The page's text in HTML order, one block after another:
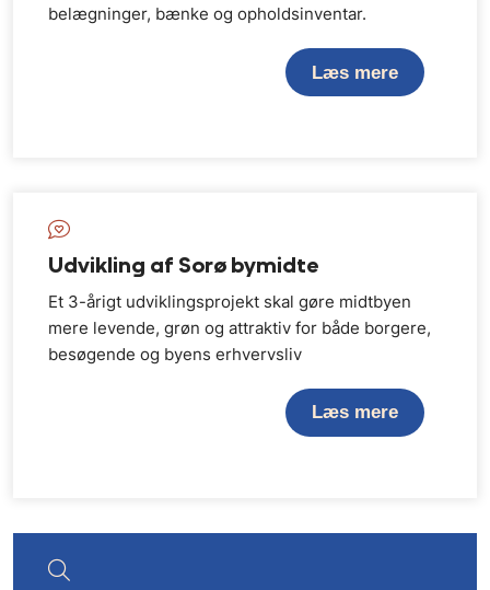
belægninger, bænke og opholdsinventar.
Læs mere
Udvikling af Sorø bymidte
Et 3-årigt udviklingsprojekt skal gøre midtbyen
mere levende, grøn og attraktiv for både borgere,
besøgende og byens erhvervsliv
Læs mere